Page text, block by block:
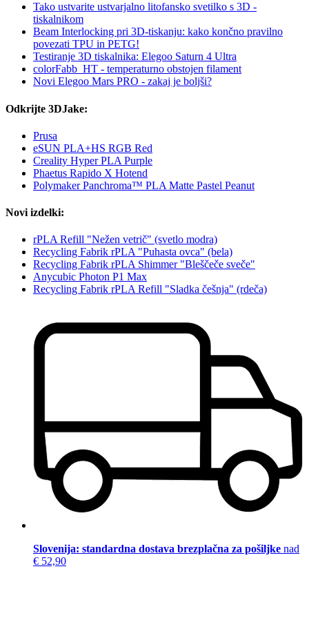
Tako ustvarite ustvarjalno litofansko svetilko s 3D -
tiskalnikom
Beam Interlocking pri 3D-tiskanju: kako končno pravilno
povezati TPU in PETG!
Testiranje 3D tiskalnika: Elegoo Saturn 4 Ultra
colorFabb_HT - temperaturno obstojen filament
Novi Elegoo Mars PRO - zakaj je boljši?
Odkrijte 3DJake:
Prusa
eSUN PLA+HS RGB Red
Creality Hyper PLA Purple
Phaetus Rapido X Hotend
Polymaker Panchroma™ PLA Matte Pastel Peanut
Novi izdelki:
rPLA Refill "Nežen vetrič" (svetlo modra)
Recycling Fabrik rPLA "Puhasta ovca" (bela)
Recycling Fabrik rPLA Shimmer "Bleščeče sveče"
Anycubic Photon P1 Max
Recycling Fabrik rPLA Refill "Sladka češnja" (rdeča)
Slovenija: standardna dostava brezplačna za pošiljke nad
€ 52,90